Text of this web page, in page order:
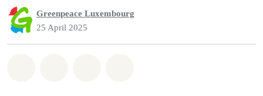
Greenpeace Luxembourg
25 April 2025